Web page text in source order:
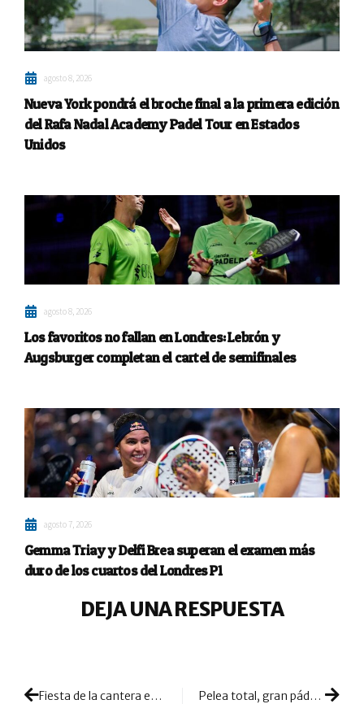
agosto 8, 2026
Nueva York pondrá el broche final a la primera edición
del Rafa Nadal Academy Padel Tour en Estados
Unidos
agosto 8, 2026
Los favoritos no fallan en Londres: Lebrón y
Augsburger completan el cartel de semifinales
agosto 7, 2026
Gemma Triay y Delfi Brea superan el examen más
duro de los cuartos del Londres P1
DEJA UNA RESPUESTA
Fiesta de la cantera en Madrid: espectaculares resultados para el Campeonato de Menores de la FMP Pelea total, gran pádel y mucho calor para definir los billetes al cuadro final